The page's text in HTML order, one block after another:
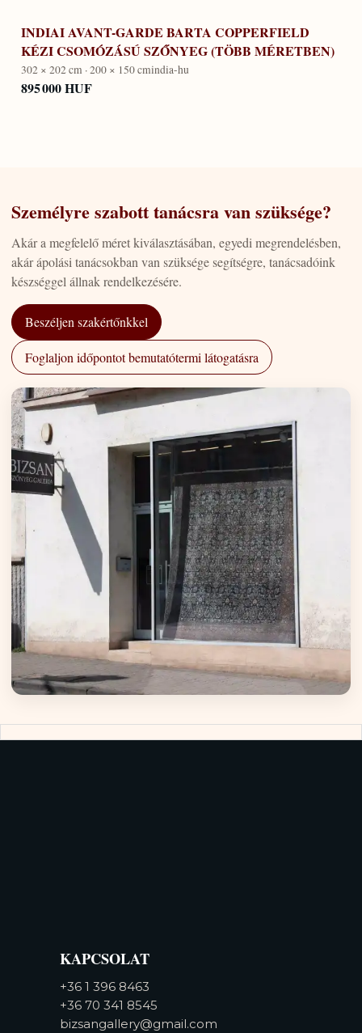
INDIAI AVANT-GARDE BARTA COPPERFIELD
KÉZI CSOMÓZÁSÚ SZŐNYEG (TÖBB MÉRETBEN)
302 × 202 cm · 200 × 150 cmindia-hu
895 000 HUF
Személyre szabott tanácsra van szüksége?
Akár a megfelelő méret kiválasztásában, egyedi megrendelésben,
akár ápolási tanácsokban van szüksége segítségre, tanácsadóink
készséggel állnak rendelkezésére.
Beszéljen szakértőnkkel
Foglaljon időpontot bemutatótermi látogatásra
KAPCSOLAT
+36 1 396 8463
+36 70 341 8545
bizsangallery@gmail.com